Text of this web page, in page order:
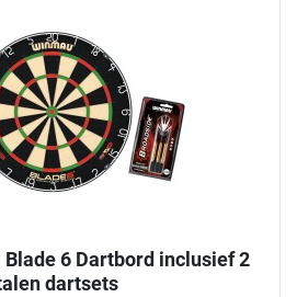
6 Dartbord inclusief 2
dartsets